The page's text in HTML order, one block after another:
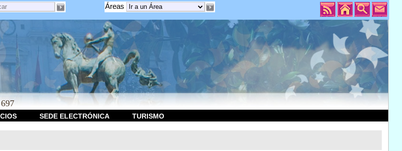
Áreas
SEDE ELECTRÓNICA TURISMO